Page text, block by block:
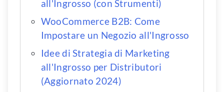
all'Ingrosso (con Strumenti)
WooCommerce B2B: Come
Impostare un Negozio all'Ingrosso
Idee di Strategia di Marketing
all'Ingrosso per Distributori
(Aggiornato 2024)